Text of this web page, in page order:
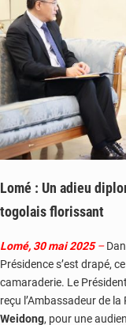
Lomé : Un adieu
togolais florissant
Lomé, 30 mai 2025–
Présidence s’est drapé,
camaraderie. Le
reçu l’Ambassadeur de
Weidong, pour une